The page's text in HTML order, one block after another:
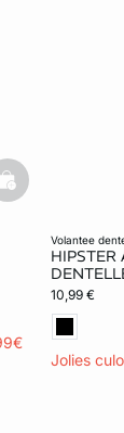
basketfull
volantee
HIPSTER
10,99 €
Jolies